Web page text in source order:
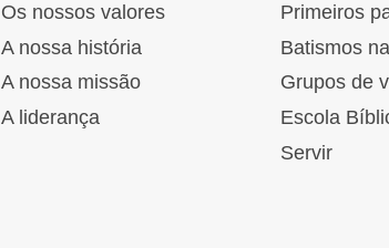
Os nossos valores
A nossa história
A nossa missão
A liderança
Primeiros
Batismos
Grupos de
Escola
Servir